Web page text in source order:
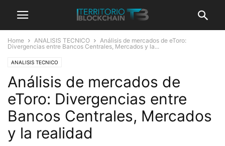
Home ANALISIS TECNICO
Análisis de mercados de eToro:
Divergencias entre Bancos Centrales, Mercados y la...
ANALISIS TECNICO
Análisis de mercados de
eToro: Divergencias entre
Bancos Centrales, Mercados
y la realidad